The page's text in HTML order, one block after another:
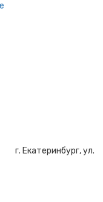
г. Екатеринбург, ул.